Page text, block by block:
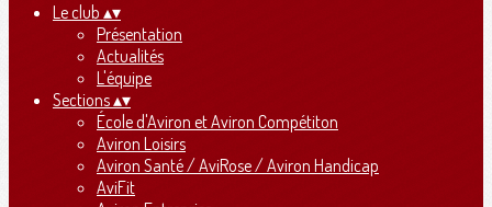
Le club ▴▾
Présentation
Actualités
L'équipe
Sections▴▾
École d'Aviron et Aviron Compétiton
Aviron Loisirs
Aviron Santé / AviRose / Aviron Handicap
AviFit